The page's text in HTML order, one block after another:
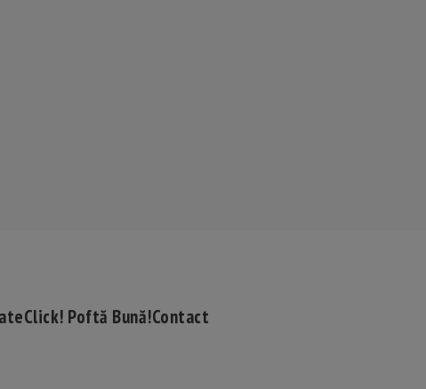
Click! Poftă Bună!Contact